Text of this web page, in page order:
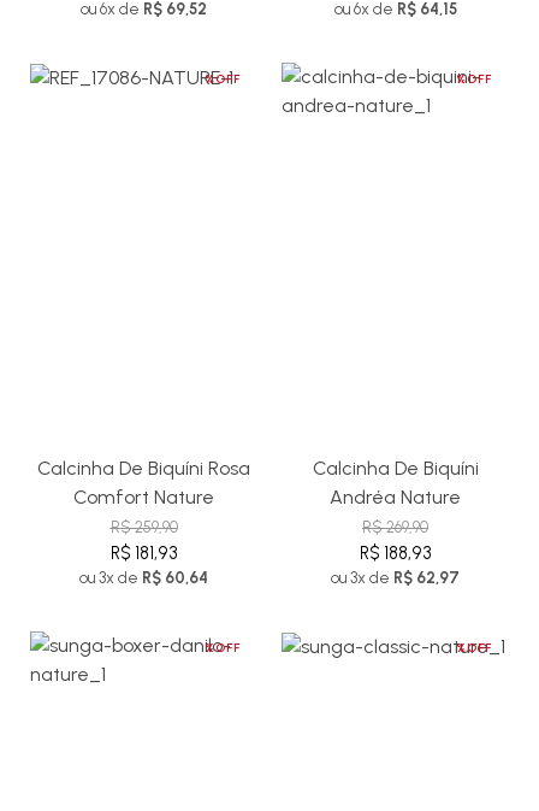
ou 6x de R$ 69,52 ou 6x de R$ 64,15
%OFF
Calcinha De Biquíni Rosa
Comfort Nature
R$ 259,90
R$ 181,93
ou 3x de R$ 60,64
%OFF
Calcinha De Biquíni
Andréa Nature
R$ 269,90
R$ 188,93
ou 3x de R$ 62,97
%OFF %OFF